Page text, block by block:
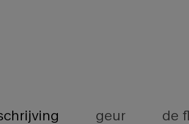
geur de